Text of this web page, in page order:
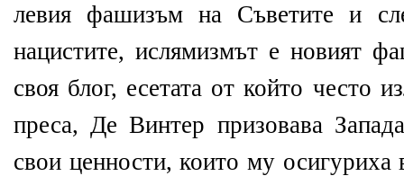
левия фашизъм на Съветите и
нацистите, ислямизмът е новият
своя блог, есетата от който често
преса, Де Винтер призовава
свои ценности, които му осигуриха